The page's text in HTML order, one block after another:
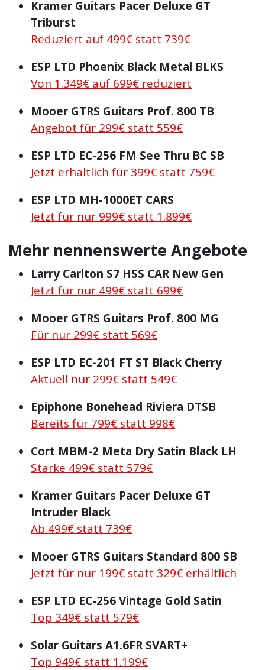
Kramer Guitars Pacer Deluxe GT
Triburst
Reduziert auf 499€ statt 739€
ESP LTD Phoenix Black Metal BLKS
Von 1.349€ auf 699€ reduziert
Mooer GTRS Guitars Prof. 800 TB
Angebot für 299€ statt 559€
ESP LTD EC-256 FM See Thru BC SB
Jetzt erhältlich für 399€ statt 759€
ESP LTD MH-1000ET CARS
Jetzt für nur 999€ statt 1.899€
Mehr nennenswerte Angebote
Larry Carlton S7 HSS CAR New Gen
Jetzt für nur 499€ statt 699€
Mooer GTRS Guitars Prof. 800 MG
Für nur 299€ statt 569€
ESP LTD EC-201 FT ST Black Cherry
Aktuell nur 299€ statt 549€
Epiphone Bonehead Riviera DTSB
Bereits für 799€ statt 998€
Cort MBM-2 Meta Dry Satin Black LH
Starke 499€ statt 579€
Kramer Guitars Pacer Deluxe GT
Intruder Black
Ab 499€ statt 739€
Mooer GTRS Guitars Standard 800 SB
Jetzt für nur 199€ statt 329€ erhältlich
ESP LTD EC-256 Vintage Gold Satin
Top 349€ statt 579€
Solar Guitars A1.6FR SVART+
Top 949€ statt 1.199€